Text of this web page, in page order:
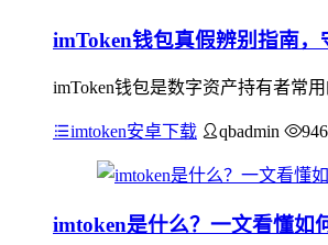
imToken钱包真假辨别指南
imToken钱包是数字资产持有者常
imtoken安卓下载 qbadmin 946
imtoken是什么？一文看懂如